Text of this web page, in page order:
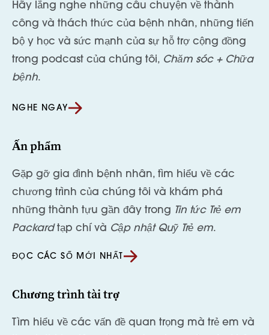
Hãy lắng nghe những câu chuyện về thành
công và thách thức của bệnh nhân, những tiến
bộ y học và sức mạnh của sự hỗ trợ cộng đồng
trong podcast của chúng tôi, Chăm sóc + Chữa
bệnh.
NGHE NGAY
Ấn phẩm
Gặp gỡ gia đình bệnh nhân, tìm hiểu về các
chương trình của chúng tôi và khám phá
những thành tựu gần đây trong Tin tức Trẻ em
Packardtạp chí và Cập nhật Quỹ Trẻ em.
ĐỌC CÁC SỐ MỚI NHẤT
Chương trình tài trợ
Tìm hiểu về các vấn đề quan trọng mà trẻ em và